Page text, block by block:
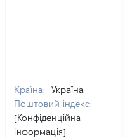
Країна:
Україна
Поштовий індекс:
[Конфіденційна
інформація]